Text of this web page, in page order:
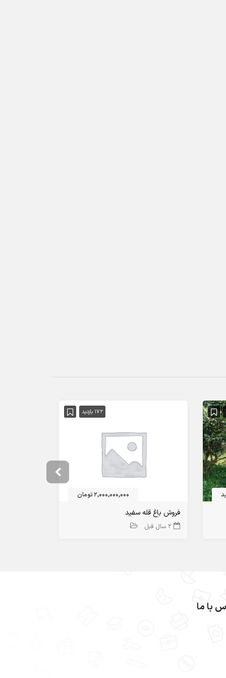
172 بازدید
2,000,000,000 تومان
فروش باغ قله سفید
2 سال قبل
با ما